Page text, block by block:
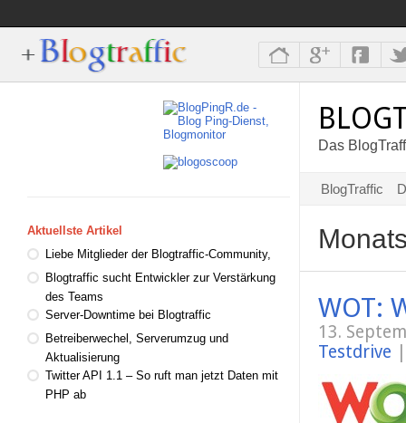
Aktuellste Artikel
Liebe Mitglieder der Blogtraffic-Community,
Blogtraffic sucht Entwickler zur Verstärkung
des Teams
Server-Downtime bei Blogtraffic
Betreiberwechel, Serverumzug und
Aktualisierung
Twitter API 1.1 – So ruft man jetzt Daten mit
PHP ab
Das
BlogTraffic
WOT:
13.
Testdrive